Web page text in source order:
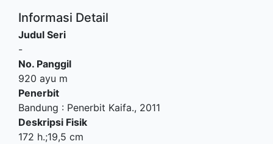
Informasi Detail
Judul Seri
-
No. Panggil
920 ayu m
Penerbit
Bandung : Penerbit Kaifa., 2011
Deskripsi Fisik
172 h.;19,5 cm